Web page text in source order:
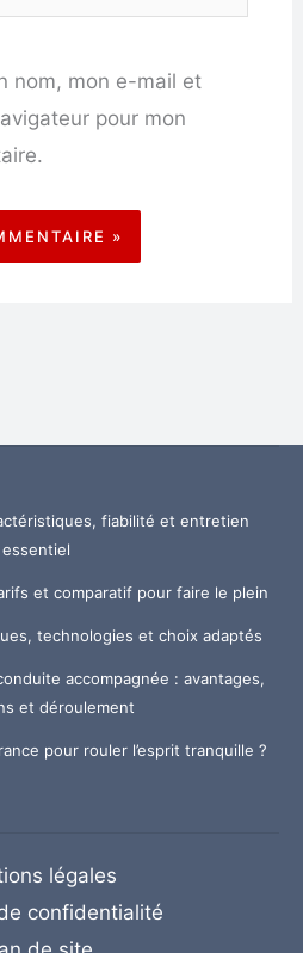
nom, mon e-mail et
pour mon
fiabilité et entretien
essentiel
et comparatif pour faire le plein
technologies et choix adaptés
accompagnée : avantages,
et déroulement
pour rouler l’esprit tranquille ?
légales
confidentialité